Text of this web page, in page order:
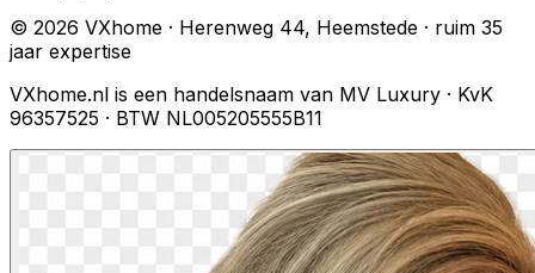
© 2026 VXhome · Herenweg 44, Heemstede · ruim 35
jaar expertise
VXhome.nl is een handelsnaam van MV Luxury · KvK
96357525 · BTW NL005205555B11